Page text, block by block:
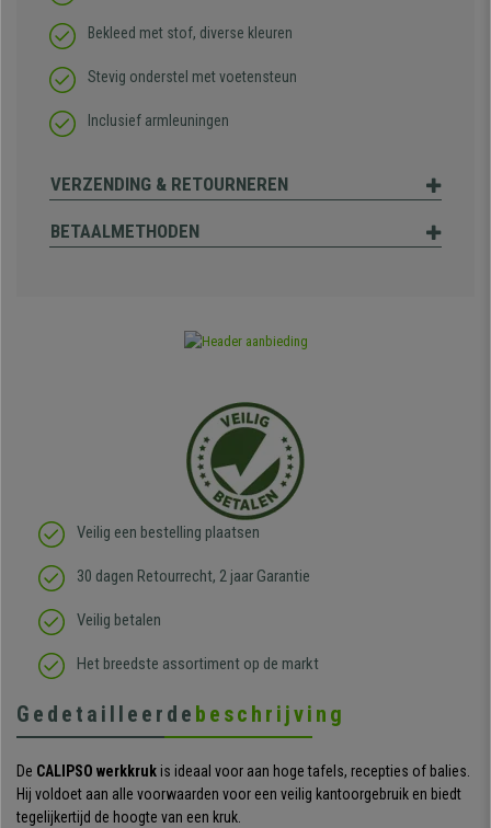
Bekleed met stof, diverse kleuren
Stevig onderstel met voetensteun
Inclusief armleuningen
VERZENDING & RETOURNEREN
BETAALMETHODEN
Veilig een bestelling plaatsen
30 dagen Retourrecht, 2 jaar Garantie
Veilig betalen
Het breedste assortiment op de markt
Gedetailleerde beschrijving
De CALIPSO werkkrukis ideaal voor aan hoge tafels, recepties of balies.
Hij voldoet aan alle voorwaarden voor een veilig kantoorgebruik en biedt
tegelijkertijd de hoogte van een kruk.